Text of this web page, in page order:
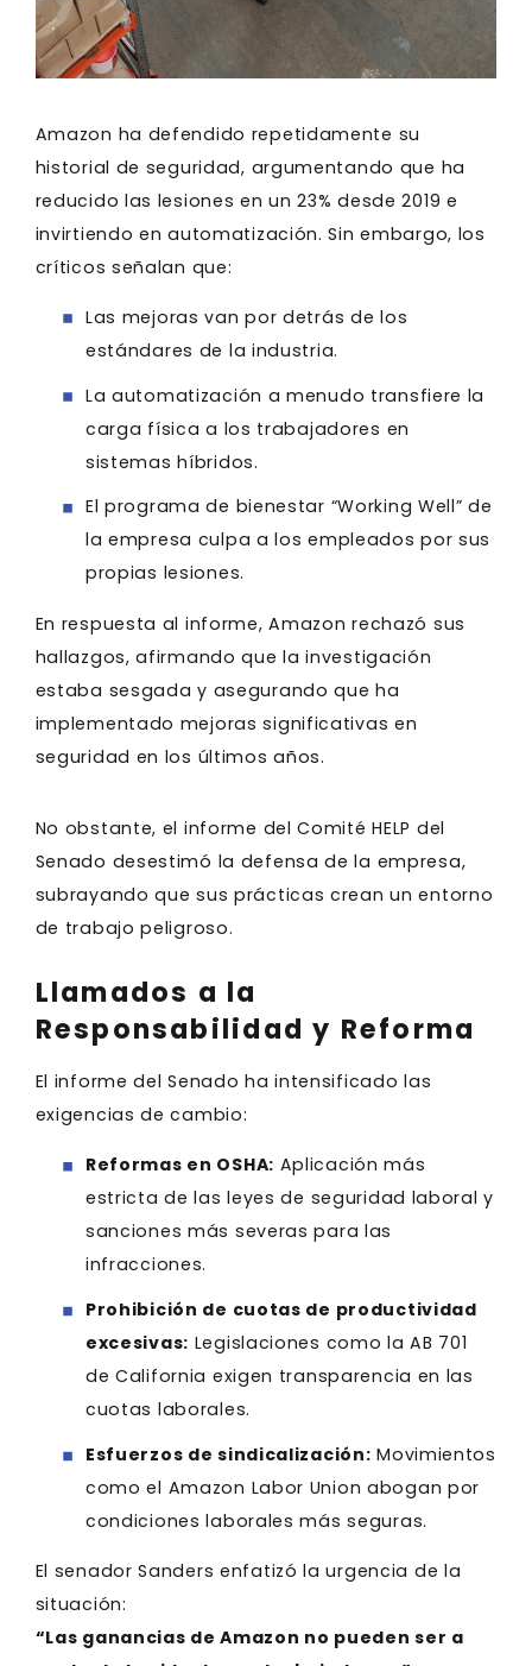
Amazon ha defendido repetidamente su
historial de seguridad, argumentando que ha
reducido las lesiones en un 23% desde 2019 e
invirtiendo en automatización. Sin embargo, los
críticos señalan que:
Las mejoras van por detrás de los
estándares de la industria.
La automatización a menudo transfiere la
carga física a los trabajadores en
sistemas híbridos.
El programa de bienestar “Working Well” de
la empresa culpa a los empleados por sus
propias lesiones.
En respuesta al informe, Amazon rechazó sus
hallazgos, afirmando que la investigación
estaba sesgada y asegurando que ha
implementado mejoras significativas en
seguridad en los últimos años.
No obstante, el informe del Comité HELP del
Senado desestimó la defensa de la empresa,
subrayando que sus prácticas crean un entorno
de trabajo peligroso.
Llamados a la
Responsabilidad y Reforma
El informe del Senado ha intensificado las
exigencias de cambio:
Reformas en OSHA: Aplicación más
estricta de las leyes de seguridad laboral y
sanciones más severas para las
infracciones.
Prohibición de cuotas de productividad
excesivas: Legislaciones como la AB 701
de California exigen transparencia en las
cuotas laborales.
Esfuerzos de sindicalización: Movimientos
como el Amazon Labor Union abogan por
condiciones laborales más seguras.
El senador Sanders enfatizó la urgencia de la
situación:
“Las ganancias de Amazon no pueden ser a